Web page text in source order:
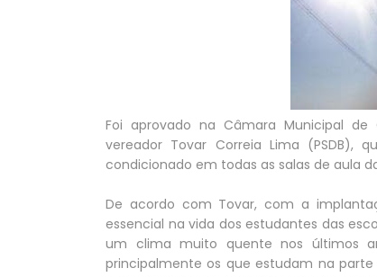
Foi aprovado na Câmara Municipal de
vereador Tovar Correia Lima (PSDB),
condicionado em todas as salas de aula
De acordo com Tovar, com a
essencial na vida dos estudantes das
um clima muito quente nos últimos
principalmente os que estudam na